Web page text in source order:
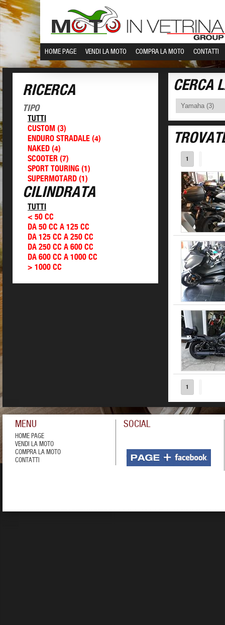
HOME PAGE VENDI LA MOTO COMPRA LA MOTO CONTATTI
RICERCA
TIPO
TUTTI
CUSTOM (3)
ENDURO STRADALE (4)
NAKED (4)
SCOOTER (7)
SPORT TOURING (1)
SUPERMOTARD (1)
CILINDRATA
TUTTI
< 50 CC
DA 50 CC A 125 CC
DA 125 CC A 250 CC
DA 250 CC A 600 CC
DA 600 CC A 1000 CC
> 1000 CC
CERCA
1
1
MENU
HOME PAGE
VENDI LA MOTO
COMPRA LA MOTO
CONTATTI
SOCIAL